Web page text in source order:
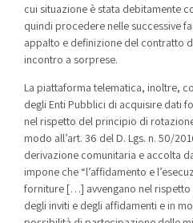
cui situazione è stata debitamente
quindi procedere nelle successive
appalto e definizione del contratto
incontro a sorprese.
La piattaforma telematica, inoltre,
degli Enti Pubblici di acquisire dati
nel rispetto del principio di
modo all’art. 36 del D. Lgs. n. 50/
derivazione comunitaria e accolta
impone che “l’affidamento e
forniture […] avvengano nel
degli inviti e degli affidamenti e in